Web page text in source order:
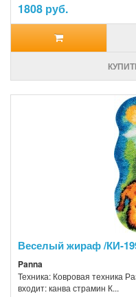
1808 руб.
Веселый жираф /КИ-
Panna
Техника: Ковровая техника
входит: канва страмин К...